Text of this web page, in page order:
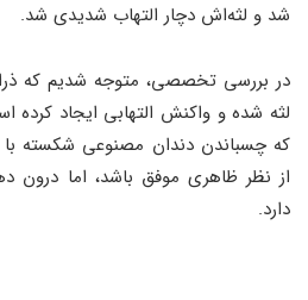
شد و لثه‌اش دچار التهاب شدیدی شد.
در بررسی تخصصی، متوجه شدیم که
لثه شده و واکنش التهابی ایجاد
که چسباندن دندان مصنوعی شکسته
از نظر ظاهری موفق باشد، اما درون
دارد.